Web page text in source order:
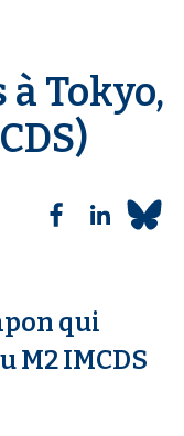
Tokyo,
qui
M2 IMCDS